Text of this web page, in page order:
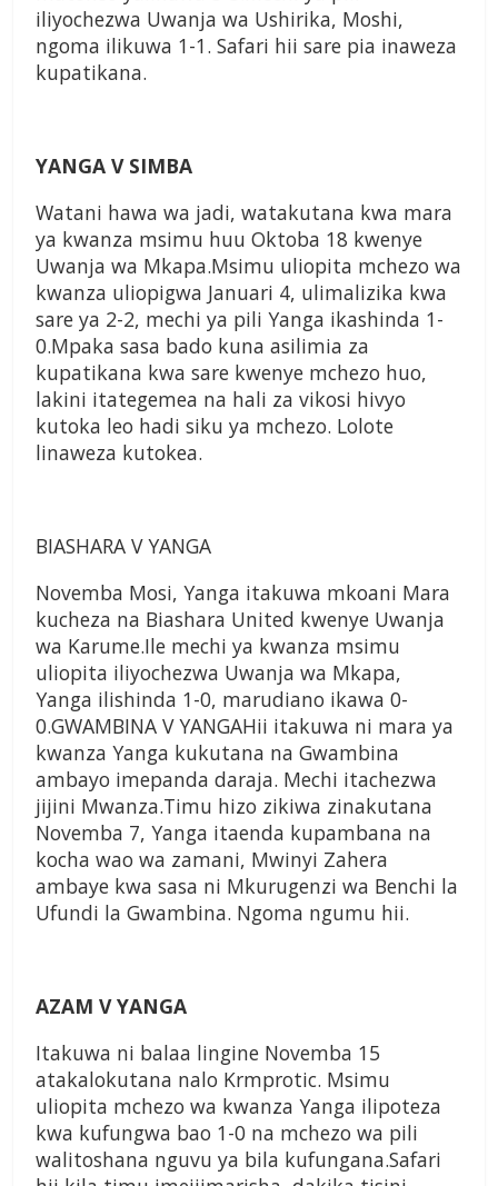
iliyochezwa Uwanja wa Ushirika, Moshi,
ngoma ilikuwa 1-1. Safari hii sare pia inaweza
kupatikana.
YANGA V SIMBA
Watani hawa wa jadi, watakutana kwa mara
ya kwanza msimu huu Oktoba 18 kwenye
Uwanja wa Mkapa.Msimu uliopita mchezo wa
kwanza uliopigwa Januari 4, ulimalizika kwa
sare ya 2-2, mechi ya pili Yanga ikashinda 1-
0.Mpaka sasa bado kuna asilimia za
kupatikana kwa sare kwenye mchezo huo,
lakini itategemea na hali za vikosi hivyo
kutoka leo hadi siku ya mchezo. Lolote
linaweza kutokea.
BIASHARA V YANGA
Novemba Mosi, Yanga itakuwa mkoani Mara
kucheza na Biashara United kwenye Uwanja
wa Karume.Ile mechi ya kwanza msimu
uliopita iliyochezwa Uwanja wa Mkapa,
Yanga ilishinda 1-0, marudiano ikawa 0-
0.GWAMBINA V YANGAHii itakuwa ni mara ya
kwanza Yanga kukutana na Gwambina
ambayo imepanda daraja. Mechi itachezwa
jijini Mwanza.Timu hizo zikiwa zinakutana
Novemba 7, Yanga itaenda kupambana na
kocha wao wa zamani, Mwinyi Zahera
ambaye kwa sasa ni Mkurugenzi wa Benchi la
Ufundi la Gwambina. Ngoma ngumu hii.
AZAM V YANGA
Itakuwa ni balaa lingine Novemba 15
atakalokutana nalo Krmprotic. Msimu
uliopita mchezo wa kwanza Yanga ilipoteza
kwa kufungwa bao 1-0 na mchezo wa pili
walitoshana nguvu ya bila kufungana.Safari